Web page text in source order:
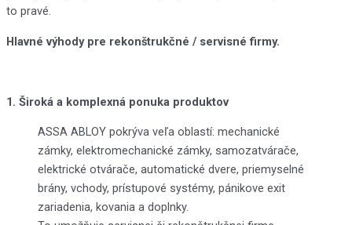
to pravé.
Hlavné výhody pre rekonštrukčné / servisné firmy.
1. Široká a komplexná ponuka produktov
ASSA ABLOY pokrýva veľa oblastí: mechanické
zámky, elektromechanické zámky, samozatvárače,
elektrické otvárače, automatické dvere, priemyselné
brány, vchody, prístupové systémy, pánikove exit
zariadenia, kovania a doplnky.